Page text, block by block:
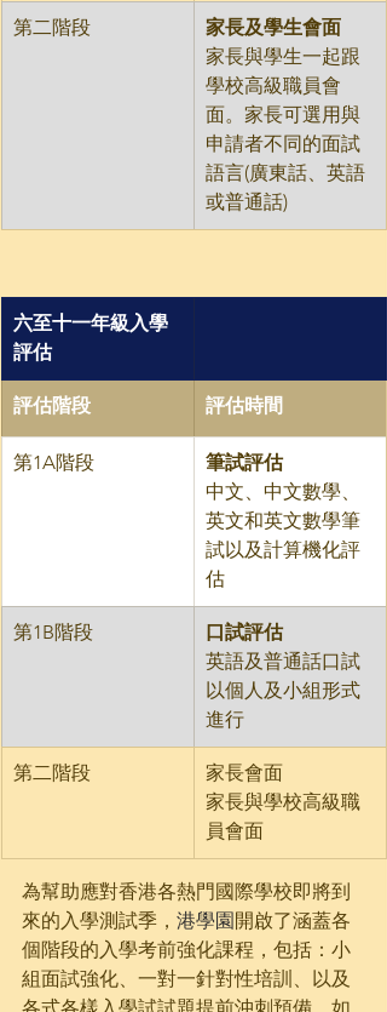
​第二階段
​家長及學生會面
家長與學生一起跟
學校高級職員會
面。家長可選用與
申請者不同的面試
語言(廣東話、英語
或普通話)
六至十一年級入學
評估
​評估階段 ​評估時間
​第1A階段
筆試評估
中文、中文數學、
英文和英文數學筆
試以及計算機化評
估
第1B階段​
​口試評估
英語及普通話口試
以個人及小組形式
進行
第二階段
家長會面
家長與學校高級職
員會面
為幫助應對香港各熱門國際學校即將到
來的入學測試季， 港學園開啟了涵蓋各
個階段的入學考前強化課程，包括：小
組面試強化、一對一針對性培訓、以及